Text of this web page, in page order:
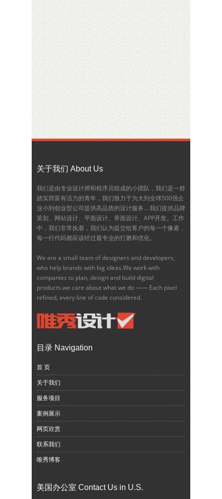
关于我们 About Us
我们是由专业设计师和程序员组成的小团队，我们是一群
踏实而富有活力的青年，我们致力于为大到全球500强企
业小到创业型公司提供高品质的设计服务... 我们提供品牌
策划、网站设计、平面设计、界面设计、APP开发。工作
中，我们非常执着，我们认为提交给客户的每一个像素，
每一行代码都应该经过最专业的打磨和优化。
We are a small team of designers and developers,
who help brands with big ideas.We work with
companies to plan, design and build digital
products.we care about what we do —— Each pixel
refined, every line of code considered.
目录 Navigation
首 页
关于我们
服务项目
案例展示
网页欣赏
联系我们
唯秀博客
美国办公室 Contact Us in U.S.